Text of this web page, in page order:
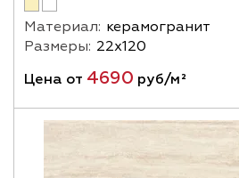
Материал: керамогранит
Размеры: 22х120
Цена от 4690 руб/м²